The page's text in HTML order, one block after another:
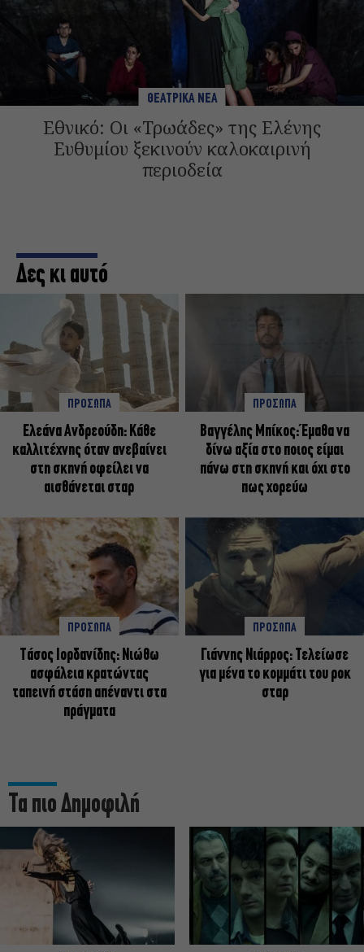
ΘΕΑΤΡΙΚΑ ΝΕΑ
Εθνικό: Οι «Τρωάδες» της Ελένης
Ευθυμίου ξεκινούν καλοκαιρινή
περιοδεία
Δες κι αυτό
ΠΡΟΣΩΠΑ
Ελεάνα Ανδρεούδη: Κάθε
καλλιτέχνης όταν ανεβαίνει
στη σκηνή οφείλει να
αισθάνεται σταρ
ΠΡΟΣΩΠΑ
Βαγγέλης Μπίκος: Έμαθα να
δίνω αξία στο ποιος είμαι
πάνω στη σκηνή και όχι στο
πως χορεύω
ΠΡΟΣΩΠΑ
Tάσος Ιορδανίδης: Νιώθω
ασφάλεια κρατώντας
ταπεινή στάση απέναντι στα
πράγματα
ΠΡΟΣΩΠΑ
Γιάννης Νιάρρος: Τελείωσε
για μένα το κομμάτι του ροκ
σταρ
Τα πιο Δημοφιλή